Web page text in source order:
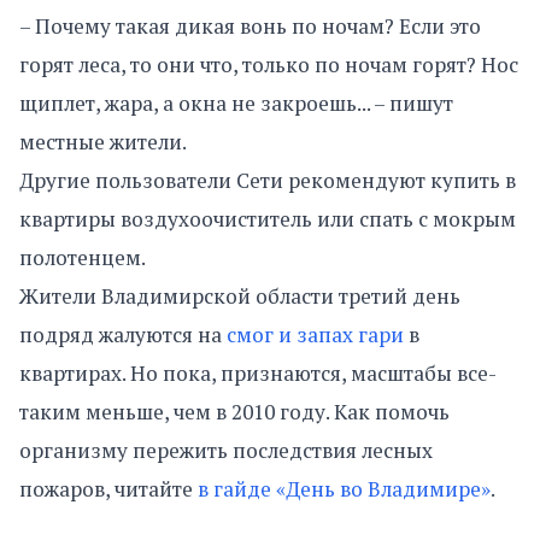
– Почему такая дикая вонь по ночам? Если это
горят леса, то они что, только по ночам горят? Нос
щиплет, жара, а окна не закроешь... – пишут
местные жители.
Другие пользователи Сети рекомендуют купить в
квартиры воздухоочиститель или спать с мокрым
полотенцем.
Жители Владимирской области третий день
подряд жалуются на смог и запах гари в
квартирах. Но пока, признаются, масштабы все-
таким меньше, чем в 2010 году. Как помочь
организму пережить последствия лесных
пожаров, читайте в гайде «День во Владимире».